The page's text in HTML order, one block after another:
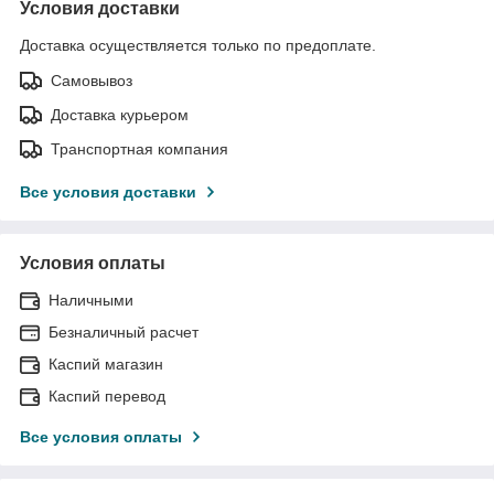
Условия доставки
Доставка осуществляется только по предоплате.
Самовывоз
Доставка курьером
Транспортная компания
Все условия доставки
Условия оплаты
Наличными
Безналичный расчет
Каспий магазин
Каспий перевод
Все условия оплаты